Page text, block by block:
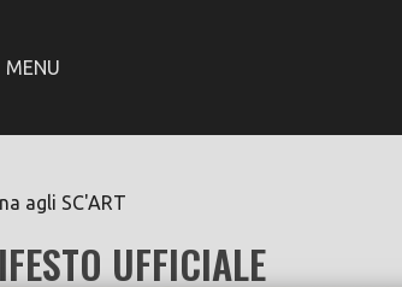
MENU
agli SC'ART
UFFICIALE